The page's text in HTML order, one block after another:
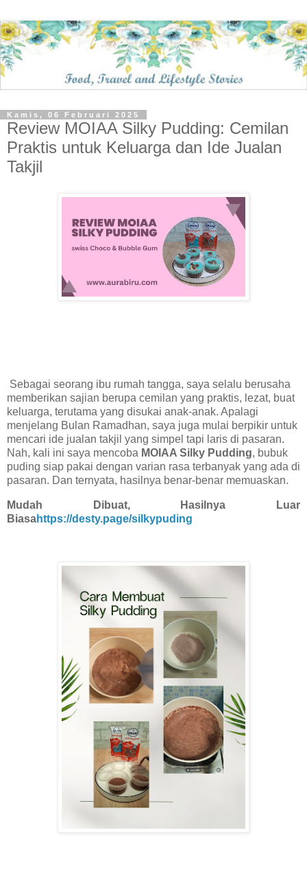
Kamis, 06 Februari 2025
Review MOIAA Silky Pudding: Cemilan
Praktis untuk Keluarga dan Ide Jualan
Takjil
Sebagai seorang ibu rumah tangga, saya selalu berusaha
memberikan sajian berupa cemilan yang praktis, lezat, buat
keluarga, terutama yang disukai anak-anak. Apalagi
menjelang Bulan Ramadhan, saya juga mulai berpikir untuk
mencari ide jualan takjil yang simpel tapi laris di pasaran.
Nah, kali ini saya mencoba MOIAA Silky Pudding, bubuk
puding siap pakai dengan varian rasa terbanyak yang ada di
pasaran. Dan ternyata, hasilnya benar-benar memuaskan.
Mudah Dibuat, Hasilnya Luar
Biasahttps://desty.page/silkypuding